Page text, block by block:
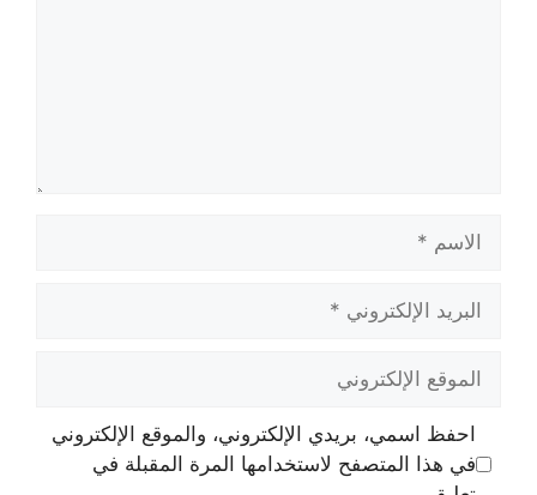
الإلكتروني
الإلكتروني
احفظ اسمي، بريدي الإلكتروني، والموقع الإلكتروني
في هذا المتصفح لاستخدامها المرة المقبلة في